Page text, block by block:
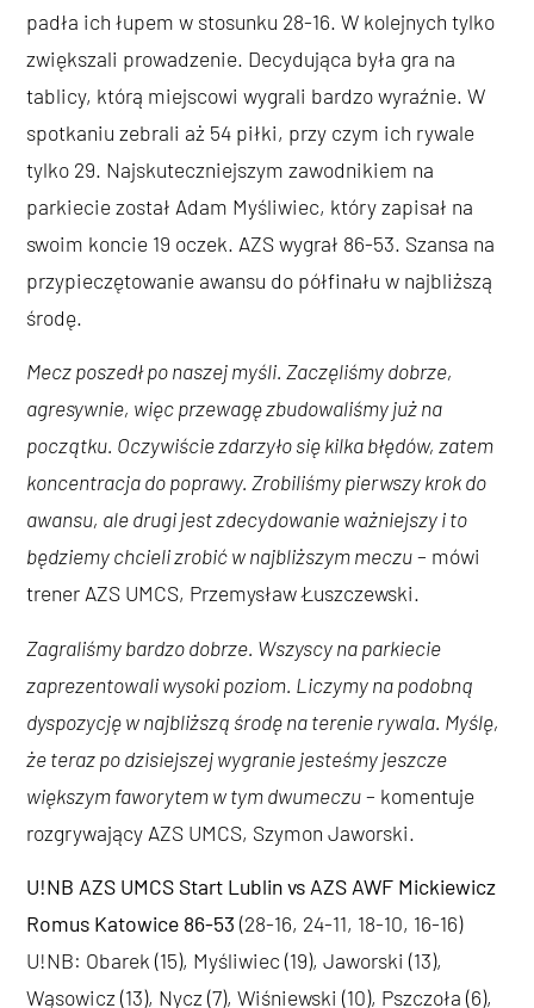
padła ich łupem w stosunku 28-16. W kolejnych tylko
zwiększali prowadzenie. Decydująca była gra na
tablicy, którą miejscowi wygrali bardzo wyraźnie. W
spotkaniu zebrali aż 54 piłki, przy czym ich rywale
tylko 29. Najskuteczniejszym zawodnikiem na
parkiecie został Adam Myśliwiec, który zapisał na
swoim koncie 19 oczek. AZS wygrał 86-53. Szansa na
przypieczętowanie awansu do półfinału w najbliższą
środę.
Mecz poszedł po naszej myśli. Zaczęliśmy dobrze,
agresywnie, więc przewagę zbudowaliśmy już na
początku. Oczywiście zdarzyło się kilka błędów, zatem
koncentracja do poprawy. Zrobiliśmy pierwszy krok do
awansu, ale drugi jest zdecydowanie ważniejszy i to
będziemy chcieli zrobić w najbliższym meczu– mówi
trener AZS UMCS, Przemysław Łuszczewski.
Zagraliśmy bardzo dobrze. Wszyscy na parkiecie
zaprezentowali wysoki poziom. Liczymy na podobną
dyspozycję w najbliższą środę na terenie rywala. Myślę,
że teraz po dzisiejszej wygranie jesteśmy jeszcze
większym faworytem w tym dwumeczu– komentuje
rozgrywający AZS UMCS, Szymon Jaworski.
U!NB AZS UMCS Start Lublin vs AZS AWF Mickiewicz
Romus Katowice 86-53(28-16, 24-11, 18-10, 16-16)
U!NB: Obarek (15), Myśliwiec (19), Jaworski (13),
Wąsowicz (13), Nycz (7), Wiśniewski (10), Pszczoła (6),